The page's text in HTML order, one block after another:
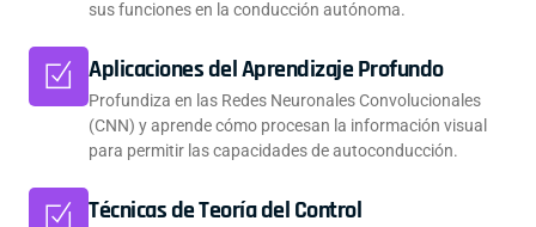
sus funciones en la conducción autónoma.
Aplicaciones del Aprendizaje Profundo
Profundiza en las Redes Neuronales Convolucionales
(CNN) y aprende cómo procesan la información visual
para permitir las capacidades de autoconducción.
Técnicas de Teoría del Control